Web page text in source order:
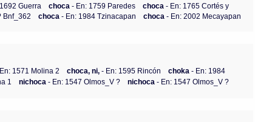
Guerra choca- En: 1759 Paredes choca- En: 1765 Cortés y
Bnf_362 choca- En: 1984 Tzinacapan choca- En: 2002 Mecayapan
1571 Molina 2 choca, ni, - En: 1595 Rincón choka - En: 1984
1 nichoca - En: 1547 Olmos_V ? nichoca - En: 1547 Olmos_V ?